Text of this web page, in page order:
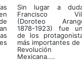
Sin lugar a
Francisco
(Doroteo
1878-1923) fue
de los
más importantes de
Revolución
Mexicana....